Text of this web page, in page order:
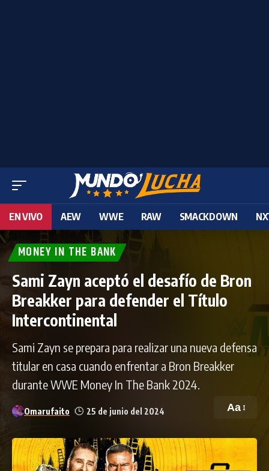
EN VIVO AEW WWE RAW SMACKDOWN
MONEY IN THE BANK
Sami Zayn aceptó el desafío de Bron
Breakker para defender el Título
Intercontinental
Sami Zayn se prepara para realizar una nueva defensa
titular en casa cuando enfrentar a Bron Breakker
durante WWE Money In The Bank 2024.
Omarufaito 25 de junio del 2024 Aa